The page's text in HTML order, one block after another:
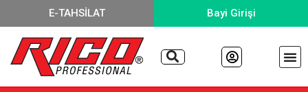
E-TAHSİLAT Bayi Girişi